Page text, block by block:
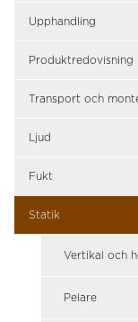
Upphandling
Produktredovisning
Transport och
Ljud
Fukt
Statik
Vertikal och
Pelare